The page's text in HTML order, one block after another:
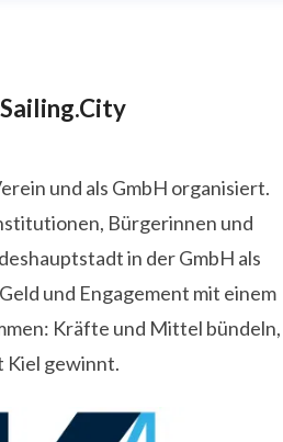
und als GmbH organisiert.
Bürgerinnen und
in der GmbH als
und Engagement mit einem
Kräfte und Mittel bündeln,
Kiel gewinnt.